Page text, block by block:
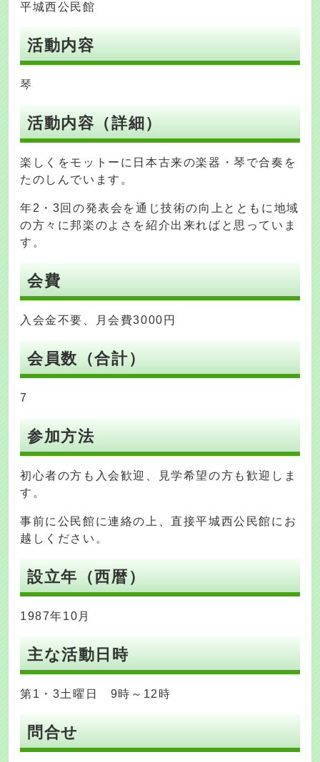
平城西公民館
活動内容
琴
活動内容（詳細）
楽しくをモットーに日本古来の楽器・琴で合奏を
たのしんでいます。
年2・3回の発表会を通じ技術の向上とともに地域
の方々に邦楽のよさを紹介出来ればと思っていま
す。
会費
入会金不要、月会費3000円
会員数（合計）
7
参加方法
初心者の方も入会歓迎、見学希望の方も歓迎しま
す。
事前に公民館に連絡の上、直接平城西公民館にお
越しください。
設立年（西暦）
1987年10月
主な活動日時
第1・3土曜日 9時～12時
問合せ